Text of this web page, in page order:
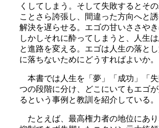
くしてしまう。そして失敗するとそ
ことさら誇張し、間違った方向へと
解決を遅らせる。エゴの甘いささやき
しかしそれに酔ってしまうと、人生
と進路を変える。エゴは人生の落と
に落ちないためにどうすればよいか。
本書では人生を「夢」「成功」「
つの段階に分け、どこにいてもエゴ
るという事例と教訓を紹介している。
たとえば、最高権力者の地位にあ